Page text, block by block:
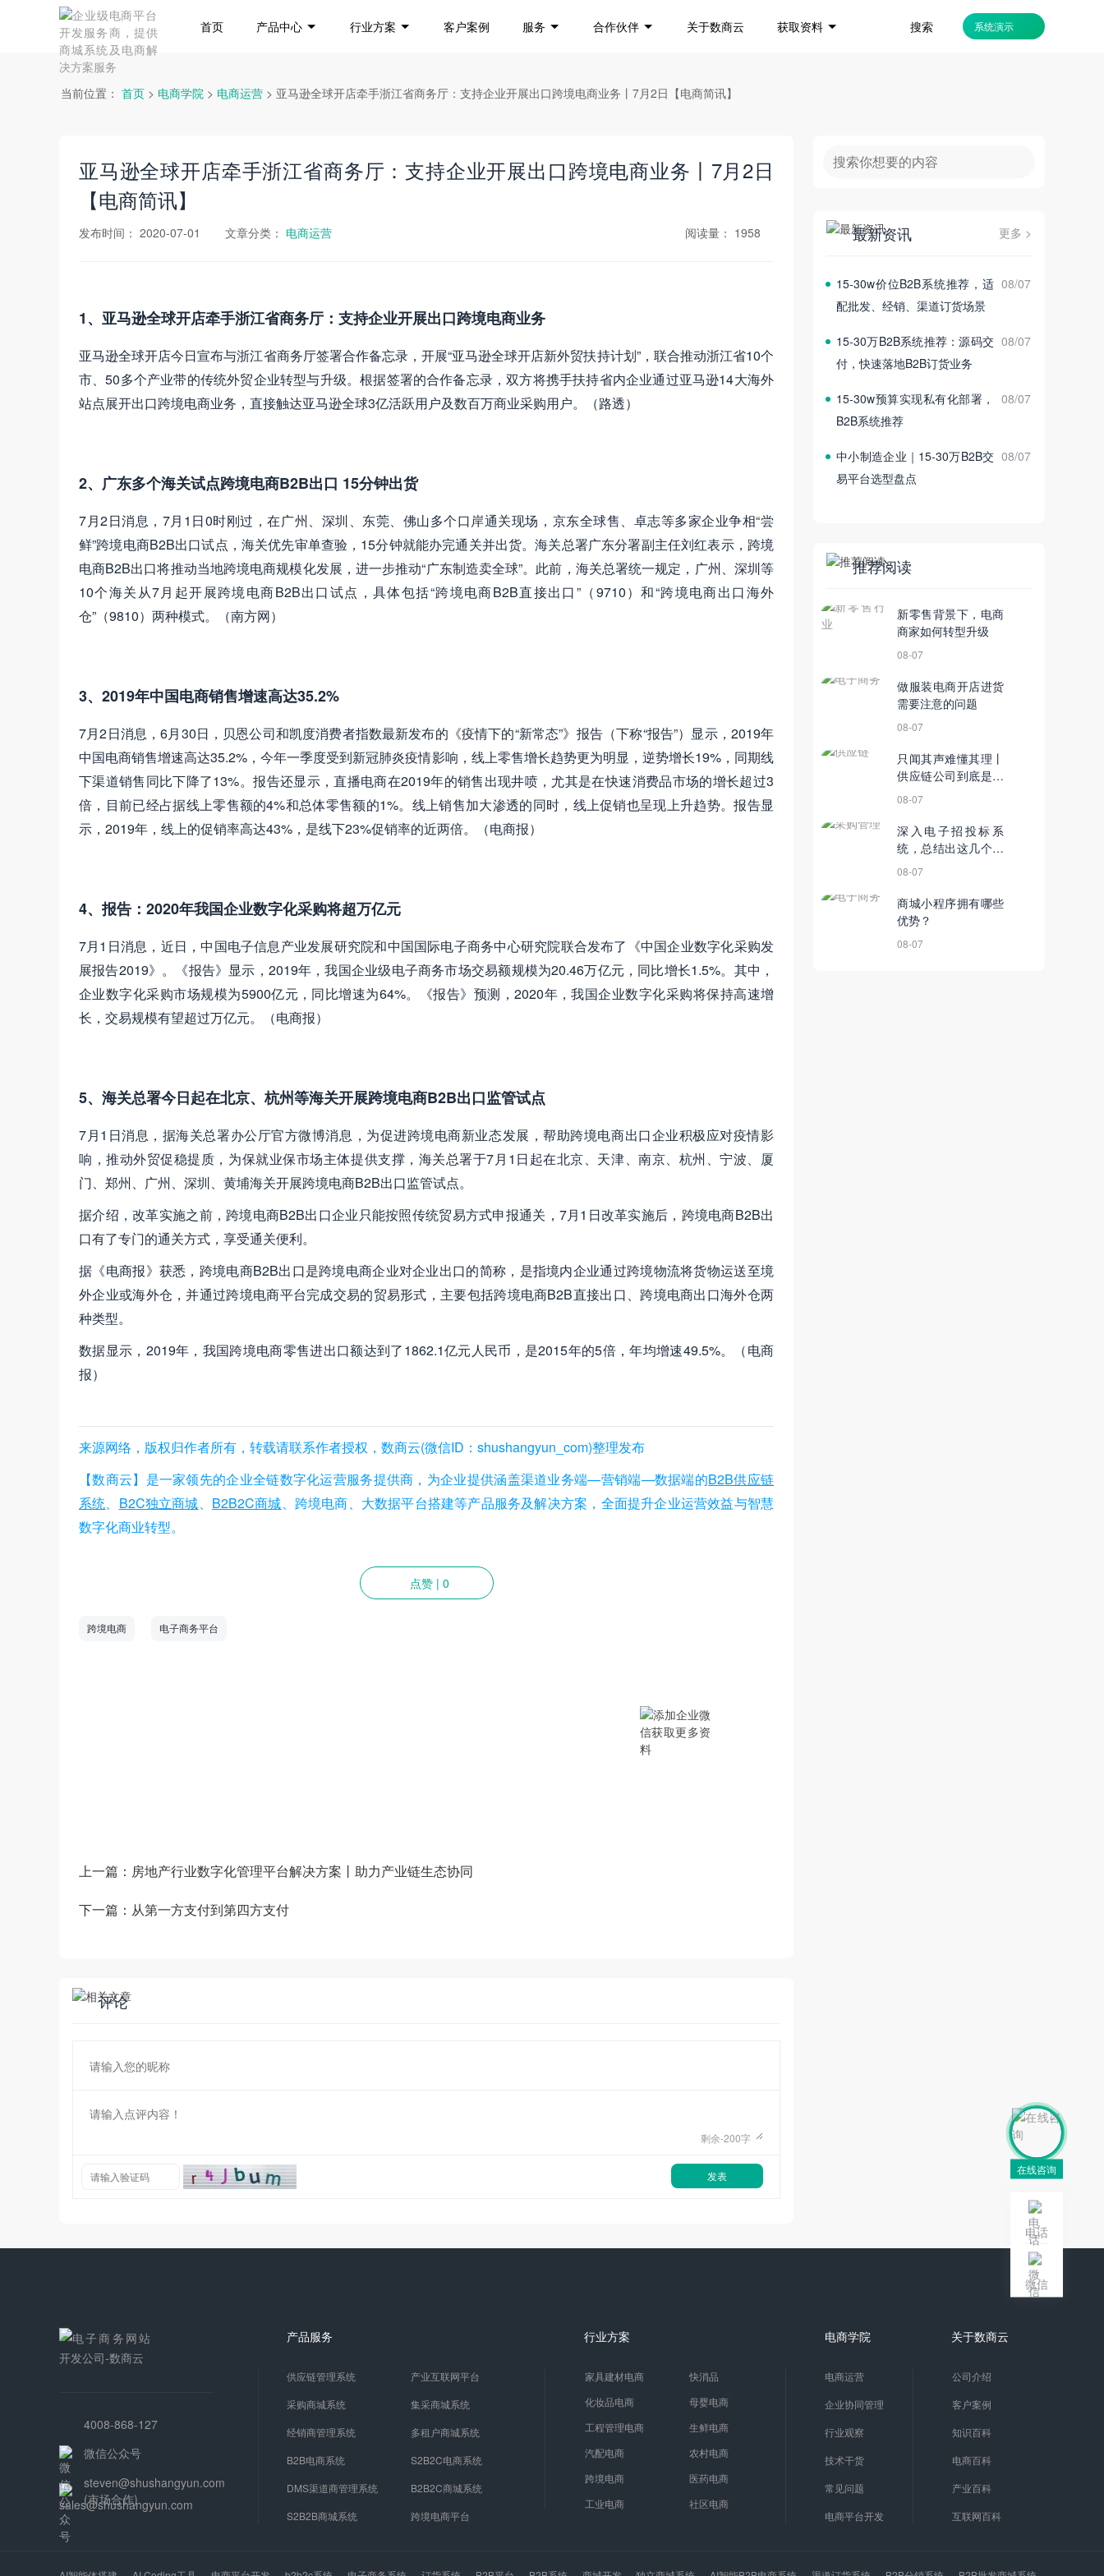
首页 产品中心 行业方案 客户案例 服务 合作伙伴 关于数商云 获取资料 搜索 系统演示
当前位置： 首页 > 电商学院 > 电商运营 > 亚马逊全球开店牵手浙江省商务厅：支持企业开展出口跨境电商业务丨7月2日【电商简讯】
亚马逊全球开店牵手浙江省商务厅：支持企业开展出口跨境电商业务丨7月2日
【电商简讯】
发布时间： 2020-07-01 文章分类： 电商运营 阅读量： 1958
1、亚马逊全球开店牵手浙江省商务厅：支持企业开展出口跨境电商业务
亚马逊全球开店今日宣布与浙江省商务厅签署合作备忘录，开展“亚马逊全球开店新外贸扶持计划”，联合推动浙江省10个
市、50多个产业带的传统外贸企业转型与升级。根据签署的合作备忘录，双方将携手扶持省内企业通过亚马逊14大海外
站点展开出口跨境电商业务，直接触达亚马逊全球3亿活跃用户及数百万商业采购用户。（路透）
2、广东多个海关试点跨境电商B2B出口 15分钟出货
7月2日消息，7月1日0时刚过，在广州、深圳、东莞、佛山多个口岸通关现场，京东全球售、卓志等多家企业争相“尝
鲜”跨境电商B2B出口试点，海关优先审单查验，15分钟就能办完通关并出货。海关总署广东分署副主任刘红表示，跨境
电商B2B出口将推动当地跨境电商规模化发展，进一步推动“广东制造卖全球”。此前，海关总署统一规定，广州、深圳等
10个海关从7月起开展跨境电商B2B出口试点，具体包括“跨境电商B2B直接出口”（9710）和“跨境电商出口海外
仓”（9810）两种模式。（南方网）
3、2019年中国电商销售增速高达35.2%
7月2日消息，6月30日，贝恩公司和凯度消费者指数最新发布的《疫情下的“新常态”》报告（下称“报告”）显示，2019年
中国电商销售增速高达35.2%，今年一季度受到新冠肺炎疫情影响，线上零售增长趋势更为明显，逆势增长19%，同期线
下渠道销售同比下降了13%。报告还显示，直播电商在2019年的销售出现井喷，尤其是在快速消费品市场的增长超过3
倍，目前已经占据线上零售额的4%和总体零售额的1%。线上销售加大渗透的同时，线上促销也呈现上升趋势。报告显
示，2019年，线上的促销率高达43%，是线下23%促销率的近两倍。（电商报）
4、报告：2020年我国企业数字化采购将超万亿元
7月1日消息，近日，中国电子信息产业发展研究院和中国国际电子商务中心研究院联合发布了《中国企业数字化采购发
展报告2019》。《报告》显示，2019年，我国企业级电子商务市场交易额规模为20.46万亿元，同比增长1.5%。其中，
企业数字化采购市场规模为5900亿元，同比增速为64%。《报告》预测，2020年，我国企业数字化采购将保持高速增
长，交易规模有望超过万亿元。（电商报）
5、海关总署今日起在北京、杭州等海关开展跨境电商B2B出口监管试点
7月1日消息，据海关总署办公厅官方微博消息，为促进跨境电商新业态发展，帮助跨境电商出口企业积极应对疫情影
响，推动外贸促稳提质，为保就业保市场主体提供支撑，海关总署于7月1日起在北京、天津、南京、杭州、宁波、厦
门、郑州、广州、深圳、黄埔海关开展跨境电商B2B出口监管试点。
据介绍，改革实施之前，跨境电商B2B出口企业只能按照传统贸易方式申报通关，7月1日改革实施后，跨境电商B2B出
口有了专门的通关方式，享受通关便利。
据《电商报》获悉，跨境电商B2B出口是跨境电商企业对企业出口的简称，是指境内企业通过跨境物流将货物运送至境
外企业或海外仓，并通过跨境电商平台完成交易的贸易形式，主要包括跨境电商B2B直接出口、跨境电商出口海外仓两
种类型。
数据显示，2019年，我国跨境电商零售进出口额达到了1862.1亿元人民币，是2015年的5倍，年均增速49.5%。（电商
报）
来源网络，版权归作者所有，转载请联系作者授权，数商云(微信ID：shushangyun_com)整理发布
【数商云】 是一家领先的企业全链数字化运营服务提供商，为企业提供涵盖渠道业务端—营销端—数据端的B2B供应链
系统、 B2C独立商城、 B2B2C商城、跨境电商、大数据平台搭建等产品服务及解决方案，全面提升企业运营效益与智慧
数字化商业转型。
点赞 | 0
跨境电商 电子商务平台
上一篇： 房地产行业数字化管理平台解决方案丨助力产业链生态协同
下一篇： 从第一方支付到第四方支付
评论
剩余-200字
发表
最新资讯 更多 >
15‑30w价位B2B系统推荐，适
配批发、经销、渠道订货场景
08/07
15‑30万B2B系统推荐：源码交
付，快速落地B2B订货业务
08/07
15‑30w预算实现私有化部署，
B2B系统推荐
08/07
中小制造企业｜15‑30万B2B交
易平台选型盘点
08/07
推荐阅读
新零售背景下，电商
商家如何转型升级
08-07
做服装电商开店进货
需要注意的问题
08-07
只闻其声难懂其理丨
供应链公司到底是什
么？
08-07
深入电子招投标系
统，总结出这几个优
势！
08-07
商城小程序拥有哪些
优势？
08-07
4008-868-127
微信公众号
steven@shushangyun.com
(市场合作)
产品服务
供应链管理系统
产业互联网平台
采购商城系统
集采商城系统
经销商管理系统
多租户商城系统
B2B电商系统
S2B2C电商系统
DMS渠道商管理系统
B2B2C商城系统
S2B2B商城系统
跨境电商平台
行业方案
家具建材电商
快消品
化妆品电商
母婴电商
工程管理电商
生鲜电商
汽配电商
农村电商
跨境电商
医药电商
工业电商
社区电商
电商学院
电商运营
企业协同管理
行业观察
技术干货
常见问题
电商平台开发
关于数商云
公司介绍
客户案例
知识百科
电商百科
产业百科
互联网百科
在线咨询
电话
微信